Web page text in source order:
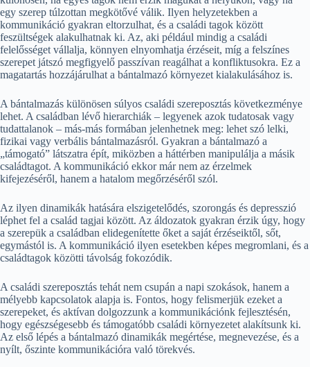
egy szerep túlzottan megkötővé válik. Ilyen helyzetekben a
kommunikáció gyakran eltorzulhat, és a családi tagok között
feszültségek alakulhatnak ki. Az, aki például mindig a családi
felelősséget vállalja, könnyen elnyomhatja érzéseit, míg a felszínes
szerepet játszó megfigyelő passzívan reagálhat a konfliktusokra. Ez a
magatartás hozzájárulhat a bántalmazó környezet kialakulásához is.
A bántalmazás különösen súlyos családi szereposztás következménye
lehet. A családban lévő hierarchiák – legyenek azok tudatosak vagy
tudattalanok – más-más formában jelenhetnek meg: lehet szó lelki,
fizikai vagy verbális bántalmazásról. Gyakran a bántalmazó a
„támogató” látszatra épít, miközben a háttérben manipulálja a másik
családtagot. A kommunikáció ekkor már nem az érzelmek
kifejezéséről, hanem a hatalom megőrzéséről szól.
Az ilyen dinamikák hatására elszigetelődés, szorongás és depresszió
léphet fel a család tagjai között. Az áldozatok gyakran érzik úgy, hogy
a szerepük a családban elidegenítette őket a saját érzéseiktől, sőt,
egymástól is. A kommunikáció ilyen esetekben képes megromlani, és a
családtagok közötti távolság fokozódik.
A családi szereposztás tehát nem csupán a napi szokások, hanem a
mélyebb kapcsolatok alapja is. Fontos, hogy felismerjük ezeket a
szerepeket, és aktívan dolgozzunk a kommunikációnk fejlesztésén,
hogy egészségesebb és támogatóbb családi környezetet alakítsunk ki.
Az első lépés a bántalmazó dinamikák megértése, megnevezése, és a
nyílt, őszinte kommunikációra való törekvés.